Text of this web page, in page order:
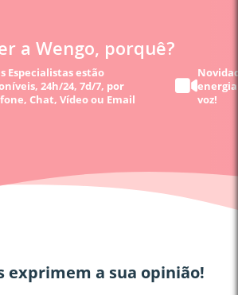
a Wengo, porquê?
Especialistas estão
24h/24, 7d/7, por
Chat, Vídeo ou Email
voz!
exprimem a sua opinião!